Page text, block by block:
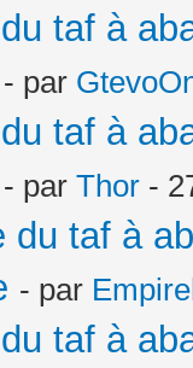
taf à
- par
taf à
- par Thor -
du taf à
- par
taf à